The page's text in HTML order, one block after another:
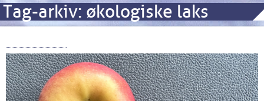
Tag-arkiv: økologiske laks